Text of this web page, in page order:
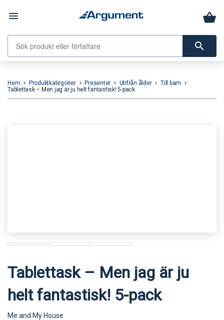
menu
search
Hem keyboard_arrow_right Produktkategorier keyboard_arrow_right Presenter keyboard_arrow_right Utifrån ålder keyboard_arrow_right Till barn keyboard_arrow_right
Tablettask – Men jag är ju helt fantastisk! 5-pack
Tablettask – Men jag är ju
helt fantastisk! 5-pack
Me and My House